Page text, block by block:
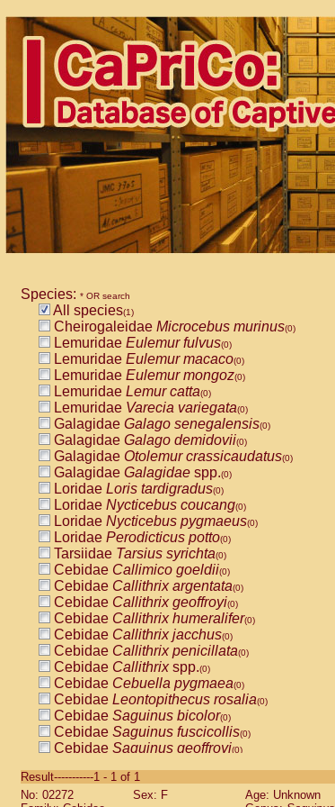
Species: * OR search
All species(1)
Cheirogaleidae Microcebus murinus(0)
Lemuridae Eulemur fulvus(0)
Lemuridae Eulemur macaco(0)
Lemuridae Eulemur mongoz(0)
Lemuridae Lemur catta(0)
Lemuridae Varecia variegata(0)
Galagidae Galago senegalensis(0)
Galagidae Galago demidovii(0)
Galagidae Otolemur crassicaudatus(0)
Galagidae Galagidae spp.(0)
Loridae Loris tardigradus(0)
Loridae Nycticebus coucang(0)
Loridae Nycticebus pygmaeus(0)
Loridae Perodicticus potto(0)
Tarsiidae Tarsius syrichta(0)
Cebidae Callimico goeldii(0)
Cebidae Callithrix argentata(0)
Cebidae Callithrix geoffroyi(0)
Cebidae Callithrix humeralifer(0)
Cebidae Callithrix jacchus(0)
Cebidae Callithrix penicillata(0)
Cebidae Callithrixspp.(0)
Cebidae Cebuella pygmaea(0)
Cebidae Leontopithecus rosalia(0)
Cebidae Saguinus bicolor(0)
Cebidae Saguinus fuscicollis(0)
Cebidae Saguinus geoffroyi(0)
CebidaeSaguinus labiatus(0)
Cebidae Saguinus leucopus (0)
Result-----------1 - 1 of 1
No: 02272
Sex: F
Age: Unknown